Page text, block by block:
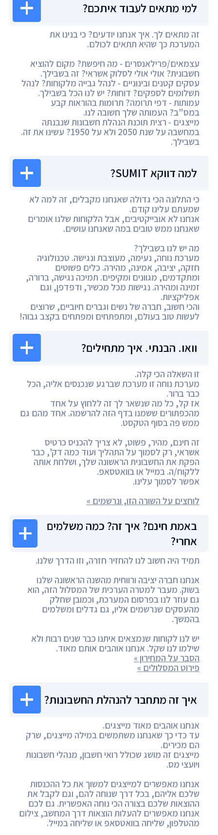
למי מתאים לעבוד איתכם?
זה מתאים לך. איך אנחנו יודעים? כי בנינו את
המערכת כך שהיא תתאים לכולם.
עצמאים/פרילאנסרים - מה חיפשת? מקום להוציא
חשבונית? אולי אולי לסלוק אשראי? זה בשבילך.
עסקים קטנים ובינוניים - לנהל גבייה מלקוחות? לנהל
תשלומים לספקים? דוחות? יש לנו הכל בשבילך.
עמותות - דפי תרומה? תרומות בהוראות קבע
במס"ב? העמותה שלך חשובה לנו.
מייצגים - רצית תוכנת הנהלת חשבונות שנבנתה
במחשבה על שנת 2050 ולא על 1950? עשינו את זה.
בשבילך.
למה דווקא SUMIT?
כי התלונה הכי גדולה שאנחנו מקבלים, זה למה לא
שמעתם עלינו קודם.
אנחנו לא אובייקטיבים, אבל הלקוחות שלנו אומרים
שאנחנו ממש טובים במה שאנחנו עושים.
מה יש לנו בשבילך?
מערכת נוחה, נעימה, מעוצבת ונגישה. טכנולוגיה
חזקה, יציבה, אמינה, מהירה. כלים פשוטים
ומתקדמים, מגוונים ומקיפים. תמיכה נגישה, ברורה,
זמינה ומהירה. נגישות מכל מכשיר, ודפדפן, וגם
אפליקציות.
והכי חשוב, חברה של נשים וגברים חיוביים, שרוצים
לעשות טוב בעולם, ומתפתחים ומפתחים בקצב גבוה!
וואו. הבנתי. איך מתחילים?
זו השאלה הכי קלה.
מערכת נוחה זו מערכת שברגע שנכנסים אליה, הכל
כבר ברור.
אז קל, כל מה שנשאר לך זה ללחוץ על אחד
מהכפתורים ששמנו בדף הזה להרשמה. אחד מהם גם
ממש פה בסוף הטקסט.
זה חינם, מהיר, פשוט, לא צריך להכניס כרטיס
אשראי, רק לסמוך על התהליך ועוד כמה דק', כבר
הפקת את החשבונית הראשונה שלך, ושלחת אותה
ללקוח/ה. במייל או בוואטסאפ.
אפשר לסמוך עלינו.
לוחצים על השורה הזו, ונרשמים »
באמת חינם? איך זה? כמה משלמים
אחרי?
תמיד היה חשוב לנו להחזיר חזרה, וזו הדרך שלנו.
אנחנו חברה יציבה ורווחית מהשנה הראשונה שלנו
בשוק. מעבר למטרה הערכית של המסלול הזה, הוא
גם עוזר לנו בפרסום המערכת, וכמובן שחלק
מהעסקים שנרשמים אליו, גם גדלים ומשלמים
בהמשך.
יש לנו לקוחות שנמצאים איתנו כבר שנים רבות ולא
שילמו לנו שקל. אנחנו אוהבים אותם מאוד.
הסבר על המחירון »
פירוט המסלולים »
איך זה מתחבר להנהלת החשבונות?
אנחנו אוהבים מאוד מייצגים.
עד כדי כך שאנחנו משתמשים במילה מייצגים, שרק
הם מכירים.
מייצגים זה מושג שכולל רואי חשבון, מנהלי חשבונות
ויועצי מס.
אנחנו מאפשרים למייצגים למשוך את כל ההכנסות
שלכם אליהם, בכל דרך שנוחה להם, וגם לקבל את
ההוצאות שלכם בצורה הכי נוחה האפשרית. גם לכם
אנחנו מאפשרים להעלות הוצאות דרך המחשב, צילום
מהטלפון, שליחה בוואטסאפ או שליחה במייל.